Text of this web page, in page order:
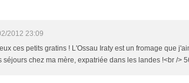
2012 23:09
ces petits gratins ! L'Ossau Iraty est un fromage que
séjours chez ma mère, expatriée dans les landes !<br />